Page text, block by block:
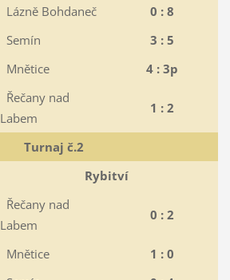
Lázně Bohdaneč
0 : 8
Semín
3 : 5
Mnětice 4 : 3p
Řečany nad
Labem
1 : 2
Turnaj č.2
Rybitví
Řečany nad
Labem
0 : 2
Mnětice
1 : 0